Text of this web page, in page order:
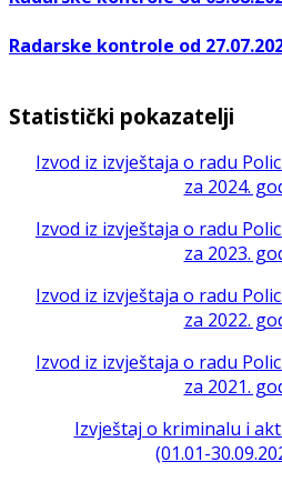
Radarske kontrole od
Statistički pokazatelji
Izvod iz izvještaja o radu
za 2024.
Izvod iz izvještaja o radu
za 2023.
Izvod iz izvještaja o radu
za 2022.
Izvod iz izvještaja o radu
za 2021.
Izvještaj o kriminalu i
(01.01-